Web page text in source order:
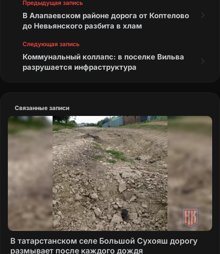
Предыдущая запись
В Алапаевском районе дорога от Коптелово
до Невьянского разбита в хлам
Следующая запись
Коммунальный коллапс: в поселке Вильва
разрушается инфраструктура
Связанные записи
В татарстанском селе Большой Сухояш дорогу
размывает после каждого дождя